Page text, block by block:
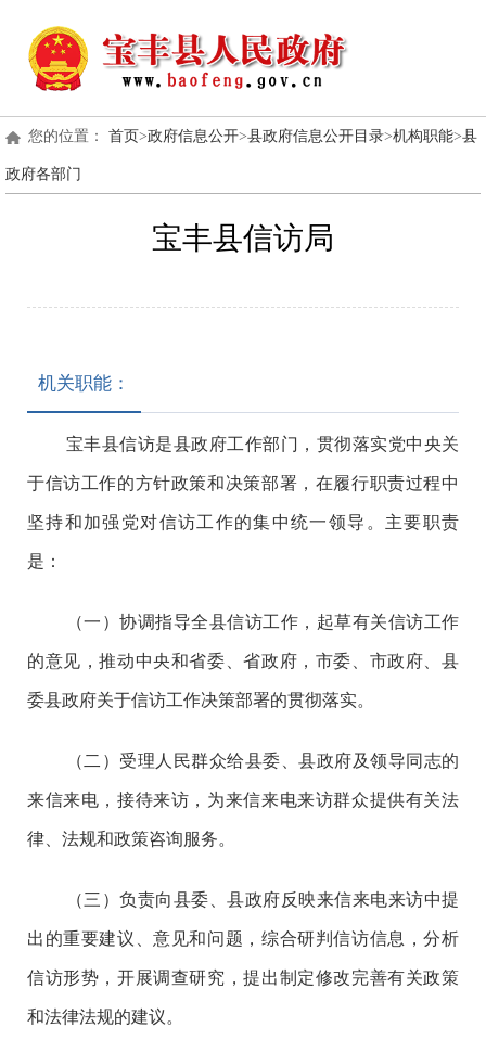
您的位置： 首页>政府信息公开>县政府信息公开目录>机构职能>县
政府各部门
宝丰县信访局
机关职能：
宝丰县信访是县政府工作部门，贯彻落实党中央关
于信访工作的方针政策和决策部署，在履行职责过程中
坚持和加强党对信访工作的集中统一领导。主要职责
是：
（一）协调指导全县信访工作，起草有关信访工作
的意见，推动中央和省委、省政府，市委、市政府、县
委县政府关于信访工作决策部署的贯彻落实。
（二）受理人民群众给县委、县政府及领导同志的
来信来电，接待来访，为来信来电来访群众提供有关法
律、法规和政策咨询服务。
（三）负责向县委、县政府反映来信来电来访中提
出的重要建议、意见和问题，综合研判信访信息，分析
信访形势，开展调查研究，提出制定修改完善有关政策
和法律法规的建议。